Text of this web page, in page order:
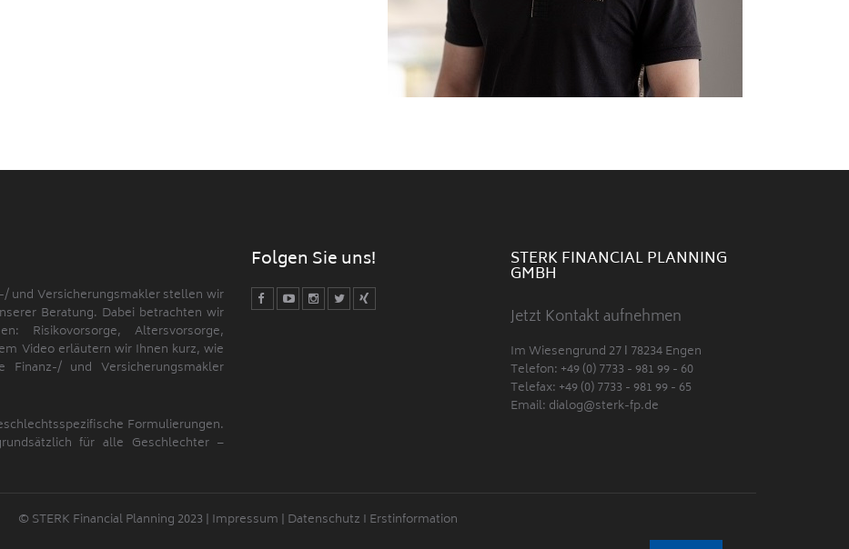
und Versicherungsmakler stellen wir
Beratung. Dabei betrachten wir
Risikovorsorge, Altersvorsorge,
Video erläutern wir Ihnen kurz, wie
und Versicherungsmakler
Formulierungen.
für alle Geschlechter –
Folgen Sie uns! STERK FINANCIAL PLANNING
GMBH
Jetzt Kontakt aufnehmen
Im Wiesengrund 27 Ι 78234 Engen
Telefon: +49 (0) 7733 - 981 99 - 60
Telefax: +49 (0) 7733 - 981 99 - 65
Email: dialog@sterk-fp.de
© STERK Financial Planning 2023 | Impressum | Datenschutz I Erstinformation